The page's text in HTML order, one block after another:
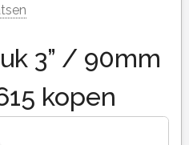
3” / 90mm
kopen